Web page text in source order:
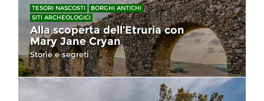
TESORI NASCOSTI
BORGHI ANTICHI
SITI ARCHEOLOGICI
Alla scoperta dell’Etruria con
Mary Jane Cryan
Storie e segreti